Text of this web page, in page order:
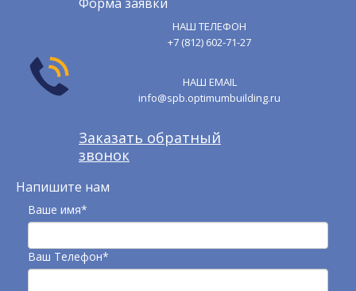
НАШ ТЕЛЕФОН
+7 (812) 602-71-27
НАШ EMAIL
info@spb.optimumbuilding.ru
Заказать обратный
звонок
Напишите нам
Ваше имя*
Ваш Телефон*